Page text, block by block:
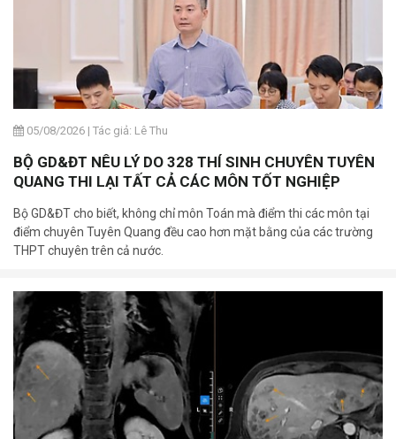
05/08/2026 | Tác giả: Lê Thu
BỘ GD&ĐT NÊU LÝ DO 328 THÍ SINH CHUYÊN TUYÊN
QUANG THI LẠI TẤT CẢ CÁC MÔN TỐT NGHIỆP
Bộ GD&ĐT cho biết, không chỉ môn Toán mà điểm thi các môn tại
điểm chuyên Tuyên Quang đều cao hơn mặt bằng của các trường
THPT chuyên trên cả nước.